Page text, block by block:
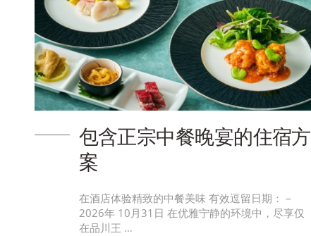
包含正宗中餐晚宴的住宿方
案
在酒店体验精致的中餐美味 有效逗留日期： –
2026年 10月31日 在优雅宁静的环境中，尽享仅
在品川王 …